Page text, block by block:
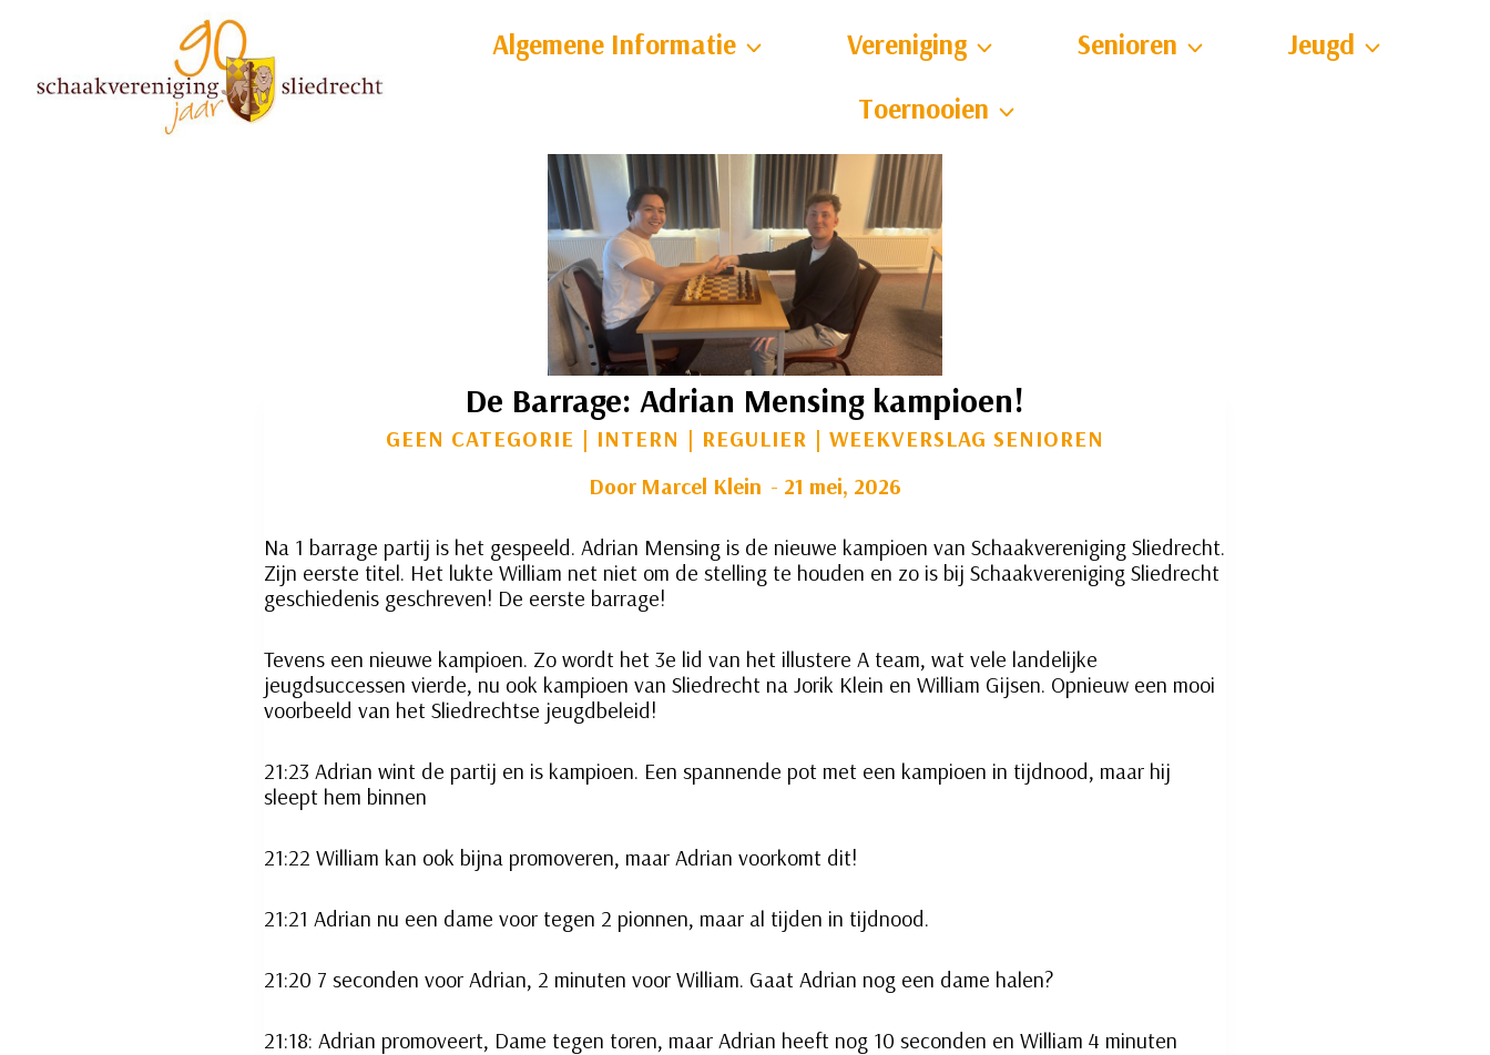
Algemene Informatie Vereniging Senioren
Jeugd
Toernooien
De Barrage: Adrian Mensing kampioen!
GEEN CATEGORIE | INTERN | REGULIER | WEEKVERSLAG SENIOREN
Door Marcel Klein 21 mei, 2026
Na 1 barrage partij is het gespeeld. Adrian Mensing is de nieuwe kampioen van Schaakvereniging Sliedrecht.
Zijn eerste titel. Het lukte William net niet om de stelling te houden en zo is bij Schaakvereniging Sliedrecht
geschiedenis geschreven! De eerste barrage!
Tevens een nieuwe kampioen. Zo wordt het 3e lid van het illustere A team, wat vele landelijke
jeugdsuccessen vierde, nu ook kampioen van Sliedrecht na Jorik Klein en William Gijsen. Opnieuw een mooi
voorbeeld van het Sliedrechtse jeugdbeleid!
21:23 Adrian wint de partij en is kampioen. Een spannende pot met een kampioen in tijdnood, maar hij
sleept hem binnen
21:22 William kan ook bijna promoveren, maar Adrian voorkomt dit!
21:21 Adrian nu een dame voor tegen 2 pionnen, maar al tijden in tijdnood.
21:20 7 seconden voor Adrian, 2 minuten voor William. Gaat Adrian nog een dame halen?
21:18: Adrian promoveert, Dame tegen toren, maar Adrian heeft nog 10 seconden en William 4 minuten